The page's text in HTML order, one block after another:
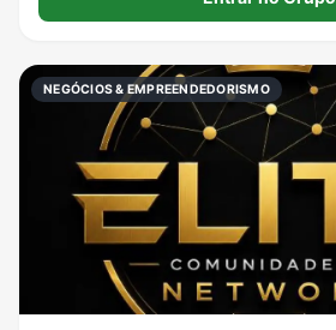
NEGÓCIOS & EMPREENDEDORISMO